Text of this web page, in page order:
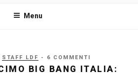
Menu
STAFF LDF - 6 COMMENTI
BIG BANG ITALIA: